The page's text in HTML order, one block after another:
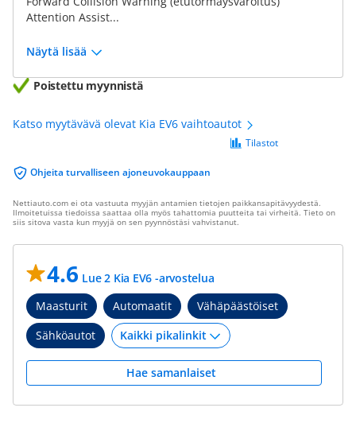
Attention Assist...
Näytä lisää
Poistettu myynnistä
Katso myytävävä olevat Kia EV6 vaihtoautot
Ohjeita turvalliseen ajoneuvokauppaan
Tilastot
Nettiauto.com ei ota vastuuta myyjän antamien tietojen paikkansapitävyydestä.
Ilmoitetuissa tiedoissa saattaa olla myös tahattomia puutteita tai virheitä. Tieto on
siis sitova vasta kun myyjä on sen pyynnöstäsi vahvistanut.
4.6 Lue 2 Kia EV6 -arvostelua
Maasturit
Automaatit
Vähäpäästöiset
Sähköautot
Hae samanlaiset